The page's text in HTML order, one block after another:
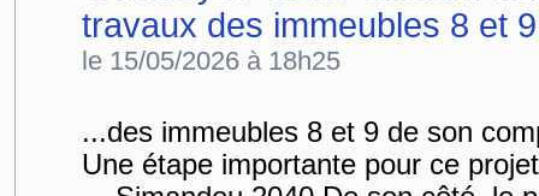
travaux des immeubles 8 et 9
le 15/05/2026 à 18h25
...des immeubles 8 et 9 de son
Une étape importante pour ce